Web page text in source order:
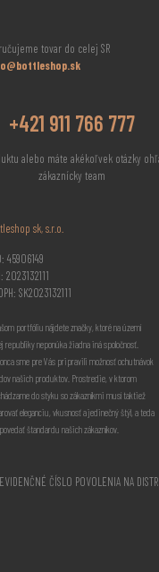
tovar do celej SR
+421 911 766 777
alebo máte akékoľvek otázky
zákaznícky team
sk, s.r.o.
45906149
2023132111
SK2023132111
portfóliu nájdete značky, ktoré na území
republiky neponúka žiadna iná spoločnosť.
sme pre Vás pripravili možnosť ochutnávok
našich produktov. Prostredie, v ktorom
do styku so zákazníkmi musí taktiež
eleganciu, vkusnosť a jedinečný štýl, a teda
štandardu našich zákazníkov.
ČÍSLO POVOLENIA NA